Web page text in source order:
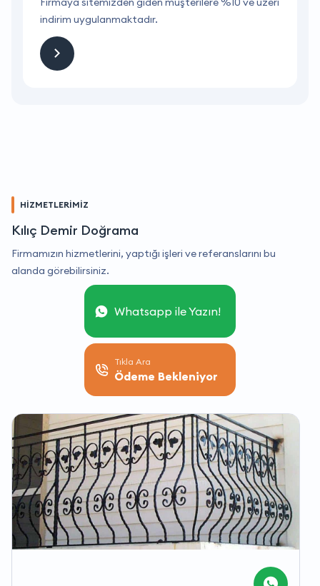
indirim uygulanmaktadır.
HİZMETLERİMİZ
Kılıç Demir Doğrama
Firmamızın hizmetlerini, yaptığı işleri ve referanslarını bu
alanda görebilirsiniz.
Whatsapp ile Yazın!
Tıkla Ara
Ödeme Bekleniyor